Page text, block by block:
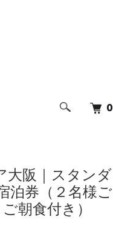
0
大阪｜スタンダ
泊券（２名様ご
朝食付き）